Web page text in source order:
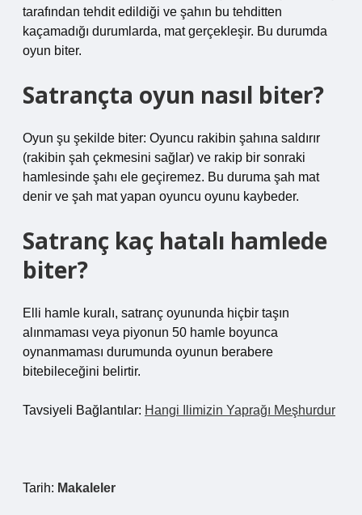
tarafından tehdit edildiği ve şahın bu tehditten
kaçamadığı durumlarda, mat gerçekleşir. Bu durumda
oyun biter.
Satrançta oyun nasıl biter?
Oyun şu şekilde biter: Oyuncu rakibin şahına saldırır
(rakibin şah çekmesini sağlar) ve rakip bir sonraki
hamlesinde şahı ele geçiremez. Bu duruma şah mat
denir ve şah mat yapan oyuncu oyunu kaybeder.
Satranç kaç hatalı hamlede
biter?
Elli hamle kuralı, satranç oyununda hiçbir taşın
alınmaması veya piyonun 50 hamle boyunca
oynanmaması durumunda oyunun berabere
bitebileceğini belirtir.
Tavsiyeli Bağlantılar: Hangi Ilimizin Yaprağı Meşhurdur
Tarih: Makaleler